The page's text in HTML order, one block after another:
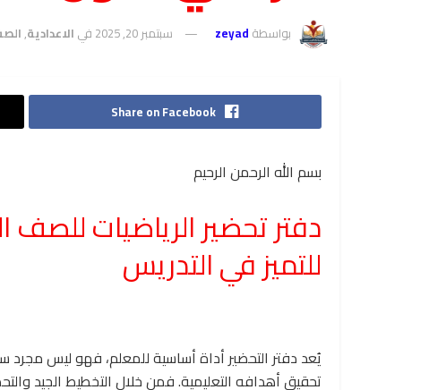
بواسطة zeyad سبتمبر 20, 2025 في الاعدادية,
Share on Facebook
بسم الله الرحمن الرحيم
دفتر تحضير الرياضيات للصف
للتميز في التدريس
يُعد دفتر التحضير أداة أساسية للمعلم، فهو ليس
تحقيق أهدافه التعليمية. فمن خلال التخطيط الجيد